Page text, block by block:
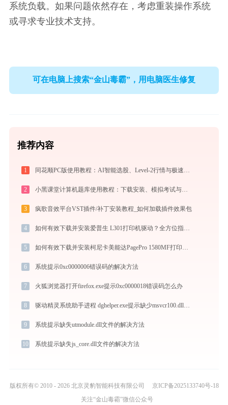
系统负载。如果问题依然存在，考虑重装操作系统
或寻求专业技术支持。
可在电脑上搜索“金山毒霸”，用电脑医生修复
推荐内容
1
2 小黑课堂计算机题库使用教程：下载安装、模拟考试与高效刷题全攻略
3 疯歌音效平台VST插件/补丁安装教程_如何加载插件效果包
4 如何有效下载并安装爱普生 L301打印机驱动？全方位指导手册
5
6 系统提示0xc0000006错误码的解决方法
7 火狐浏览器打开firefox.exe提示0xc0000018错误码怎么办
8 驱动精灵系统助手进程 dghelper.exe提示缺少msvcr100.dll文件的解决办法
9 系统提示缺失utmodule.dll文件的解决方法
10 系统提示缺失js_core.dll文件的解决方法
版权所有© 2010 - 2026 北京灵豹智能科技有限公司
京ICP备2025133740号-18
关注“金山毒霸”微信公众号